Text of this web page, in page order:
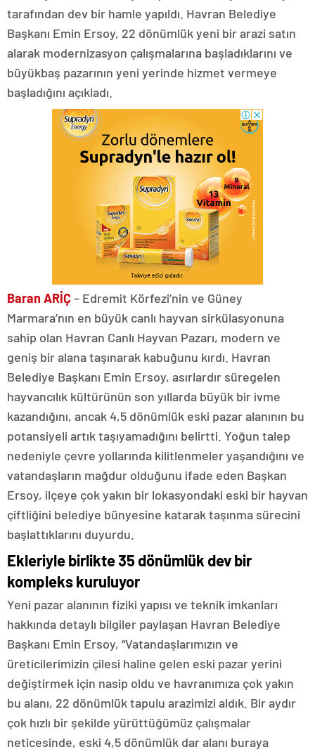
tarafından dev bir hamle yapıldı. Havran Belediye
Başkanı Emin Ersoy, 22 dönümlük yeni bir arazi satın
alarak modernizasyon çalışmalarına başladıklarını ve
büyükbaş pazarının yeni yerinde hizmet vermeye
başladığını açıkladı.
Baran ARİÇ– Edremit Körfezi’nin ve Güney
Marmara’nın en büyük canlı hayvan sirkülasyonuna
sahip olan Havran Canlı Hayvan Pazarı, modern ve
geniş bir alana taşınarak kabuğunu kırdı. Havran
Belediye Başkanı Emin Ersoy, asırlardır süregelen
hayvancılık kültürünün son yıllarda büyük bir ivme
kazandığını, ancak 4,5 dönümlük eski pazar alanının bu
potansiyeli artık taşıyamadığını belirtti. Yoğun talep
nedeniyle çevre yollarında kilitlenmeler yaşandığını ve
vatandaşların mağdur olduğunu ifade eden Başkan
Ersoy, ilçeye çok yakın bir lokasyondaki eski bir hayvan
çiftliğini belediye bünyesine katarak taşınma sürecini
başlattıklarını duyurdu.
Ekleriyle birlikte 35 dönümlük dev bir
kompleks kuruluyor
Yeni pazar alanının fiziki yapısı ve teknik imkanları
hakkında detaylı bilgiler paylaşan Havran Belediye
Başkanı Emin Ersoy, “Vatandaşlarımızın ve
üreticilerimizin çilesi haline gelen eski pazar yerini
değiştirmek için nasip oldu ve havranımıza çok yakın
bu alanı, 22 dönümlük tapulu arazimizi aldık. Bir aydır
çok hızlı bir şekilde yürüttüğümüz çalışmalar
neticesinde, eski 4,5 dönümlük dar alanı buraya